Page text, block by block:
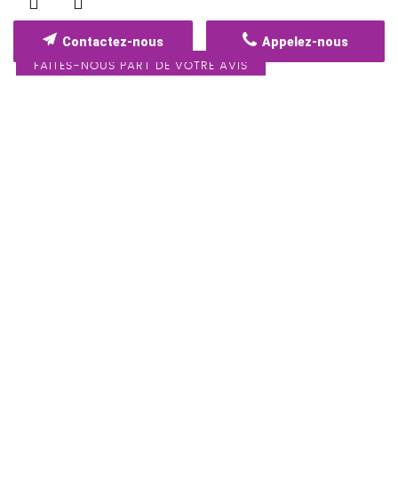
FAITES-NOUS PART DE VOTRE AVIS
Appelez-nous
Contactez-nous